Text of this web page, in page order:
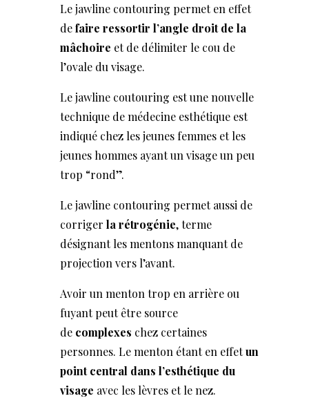
Le jawline contouring permet en effet
defaire ressortir l’angle droit de la
mâchoire et de délimiter le cou de
l’ovale du visage.
Le jawline coutouring est une nouvelle
technique de médecine esthétique est
indiqué chez les jeunes femmes et les
jeunes hommes ayant un visage un peu
trop “rond”.
Le jawline contouring permet aussi de
corriger la rétrogénie, terme
désignant les mentons manquant de
projection vers l’avant.
Avoir un menton trop en arrière ou
fuyant peut être source
de complexes chez certaines
personnes. Le menton étant en effetun
point central dans l’esthétique du
visage avec les lèvres et le nez.